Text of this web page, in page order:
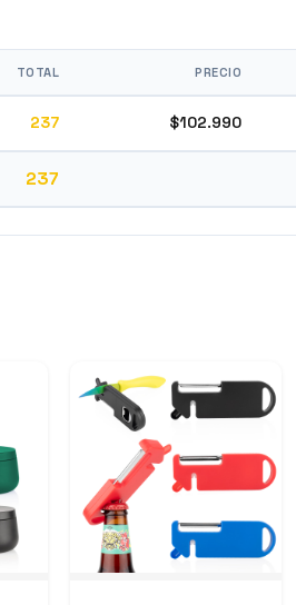
TOTAL PRECIO
237 $102.990
237